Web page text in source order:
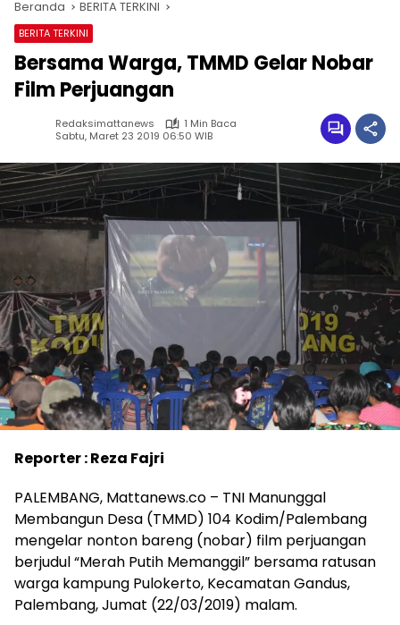
Beranda BERITA TERKINI
BERITA TERKINI
Bersama Warga, TMMD Gelar Nobar
Film Perjuangan
Redaksimattanews
1 Min Baca
Sabtu, Maret 23 2019 06:50 WIB
Reporter : Reza Fajri
PALEMBANG, Mattanews.co – TNI Manunggal
Membangun Desa (TMMD) 104 Kodim/Palembang
mengelar nonton bareng (nobar) film perjuangan
berjudul “Merah Putih Memanggil” bersama ratusan
warga kampung Pulokerto, Kecamatan Gandus,
Palembang, Jumat (22/03/2019) malam.